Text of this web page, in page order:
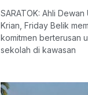
SARATOK: Ahli
Krian, Friday Belik
komitmen berterusan
sekolah di kawasan